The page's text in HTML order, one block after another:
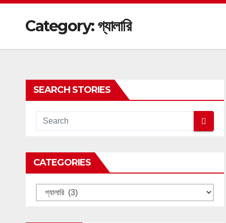
Category:গ্যালারি
SEARCH STORIES
CATEGORIES
Categories